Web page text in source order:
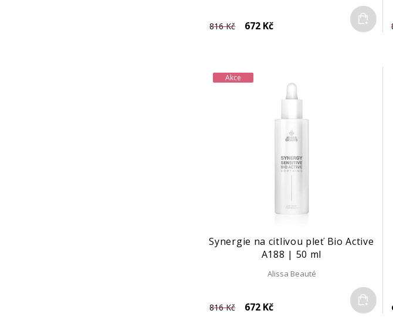
816 Kč 672 Kč
Do
Akce
Synergie na citlivou pleť Bio Active
A188 | 50 ml
Alissa Beauté
816 Kč 672 Kč
Do